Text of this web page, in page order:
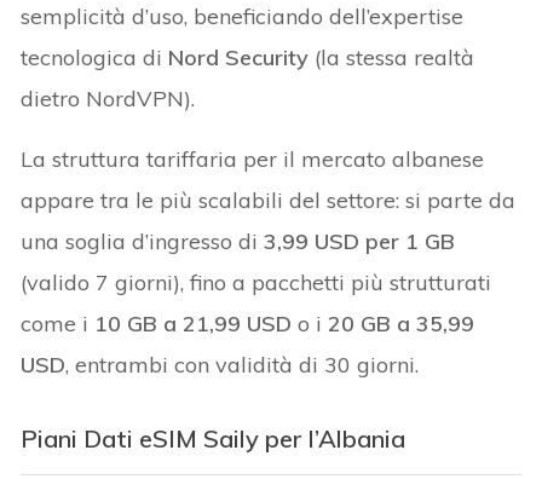
semplicità d’uso, beneficiando dell’expertise
tecnologica di Nord Security (la stessa realtà
dietro NordVPN).
La struttura tariffaria per il mercato albanese
appare tra le più scalabili del settore: si parte da
una soglia d’ingresso di3,99 USD per 1 GB
(valido 7 giorni), fino a pacchetti più strutturati
come i 10 GB a 21,99 USD o i20 GB a 35,99
USD, entrambi con validità di 30 giorni.
Piani Dati eSIM Saily per l’Albania